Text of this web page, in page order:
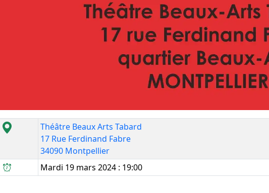
Théâtre Beaux Arts Tabard
17 Rue Ferdinand Fabre
34090 Montpellier
Mardi 19 mars 2024 : 19:00